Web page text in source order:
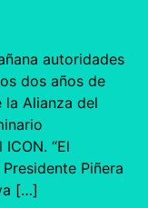
autoridades
dos años de
Alianza del
“El
Piñera
[…]